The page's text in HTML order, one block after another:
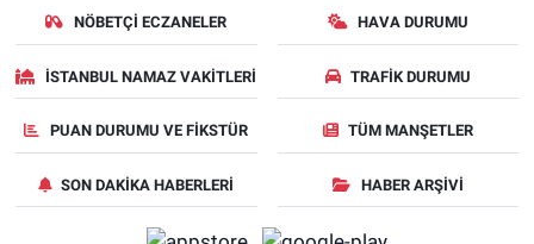
NÖBETÇI ECZANELER HAVA DURUMU
İSTANBUL NAMAZ VAKITLERI TRAFIK DURUMU
PUAN DURUMU VE FIKSTÜR TÜM MANŞETLER
SON DAKIKA HABERLERI HABER ARŞIVI